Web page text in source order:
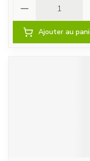
Ajouter au